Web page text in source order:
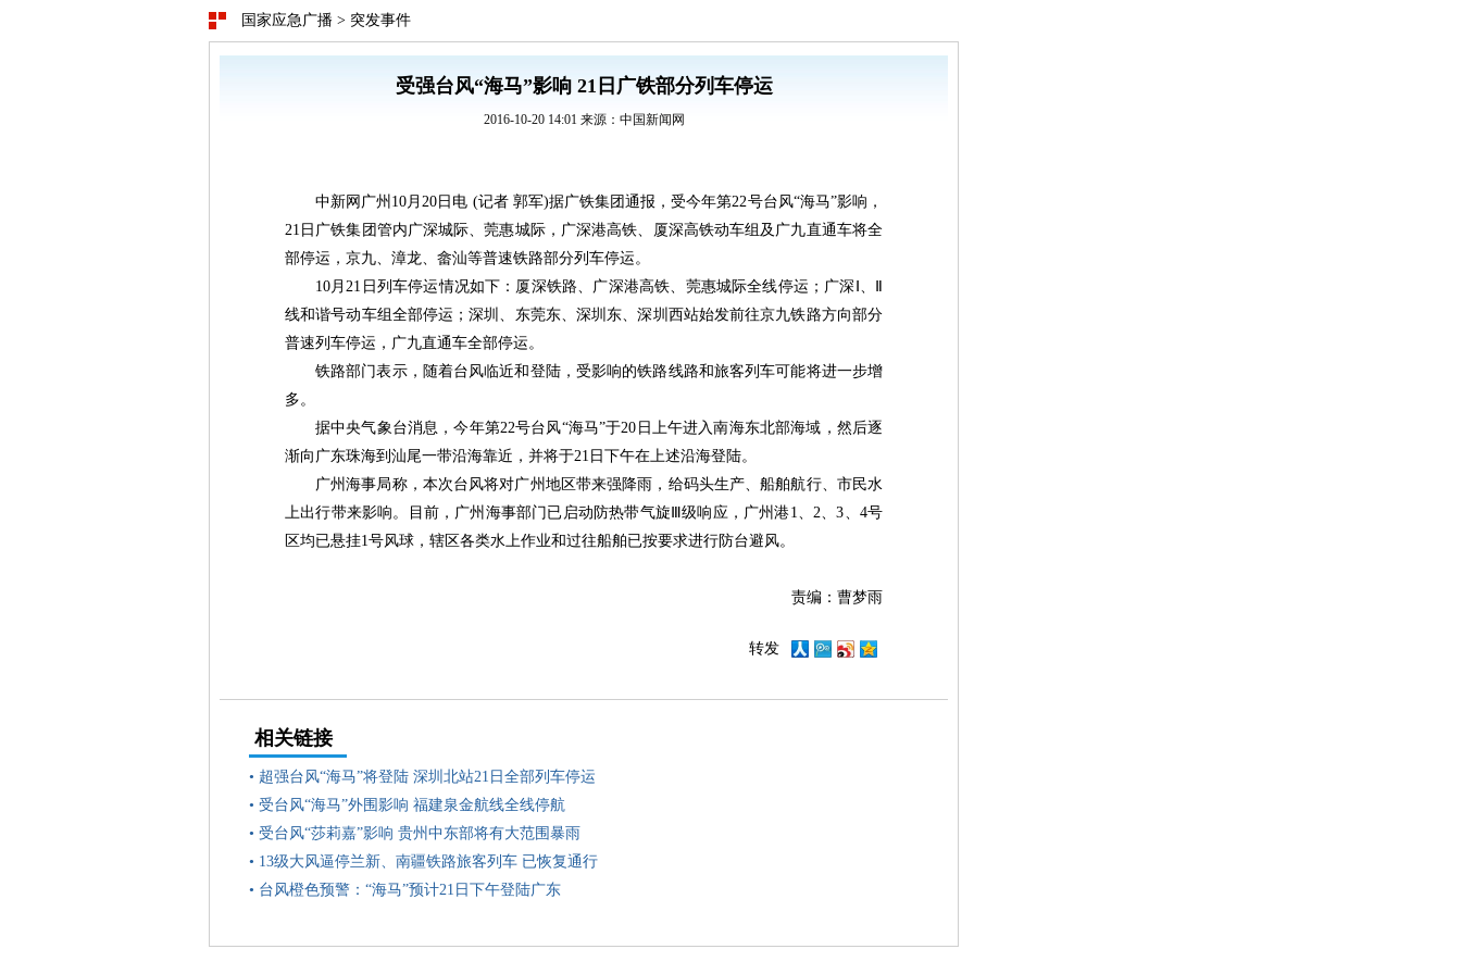
国家应急广播 > 突发事件
受强台风“海马”影响 21日广铁部分列车停运
2016-10-20 14:01 来源：中国新闻网
中新网广州10月20日电 (记者 郭军)据广铁集团通报，受今年第22号台风“海马”影响，
21日广铁集团管内广深城际、莞惠城际，广深港高铁、厦深高铁动车组及广九直通车将全
部停运，京九、漳龙、畲汕等普速铁路部分列车停运。
10月21日列车停运情况如下：厦深铁路、广深港高铁、莞惠城际全线停运；广深Ⅰ、Ⅱ
线和谐号动车组全部停运；深圳、东莞东、深圳东、深圳西站始发前往京九铁路方向部分
普速列车停运，广九直通车全部停运。
铁路部门表示，随着台风临近和登陆，受影响的铁路线路和旅客列车可能将进一步增
多。
据中央气象台消息，今年第22号台风“海马”于20日上午进入南海东北部海域，然后逐
渐向广东珠海到汕尾一带沿海靠近，并将于21日下午在上述沿海登陆。
广州海事局称，本次台风将对广州地区带来强降雨，给码头生产、船舶航行、市民水
上出行带来影响。目前，广州海事部门已启动防热带气旋Ⅲ级响应，广州港1、2、3、4号
区均已悬挂1号风球，辖区各类水上作业和过往船舶已按要求进行防台避风。
责编：曹梦雨
转发
相关链接
• 超强台风“海马”将登陆 深圳北站21日全部列车停运
• 受台风“海马”外围影响 福建泉金航线全线停航
• 受台风“莎莉嘉”影响 贵州中东部将有大范围暴雨
• 13级大风逼停兰新、南疆铁路旅客列车 已恢复通行
• 台风橙色预警：“海马”预计21日下午登陆广东